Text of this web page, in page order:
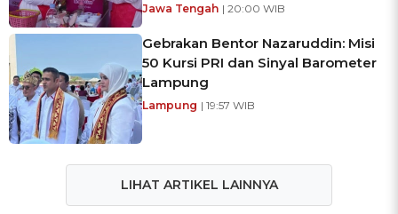
Jawa Tengah | 20:00 WIB
Gebrakan Bentor Nazaruddin: Misi
50 Kursi PRI dan Sinyal Barometer
Lampung
Lampung | 19:57 WIB
LIHAT ARTIKEL LAINNYA